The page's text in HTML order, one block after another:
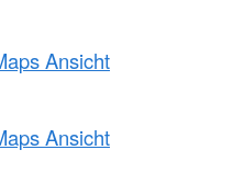
Ansicht
Ansicht